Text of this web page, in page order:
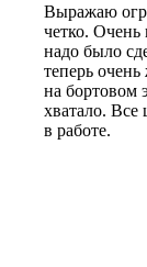
Выражаю
четко. Очень
надо было
теперь
на бортовом
хватало. Все
в работе.